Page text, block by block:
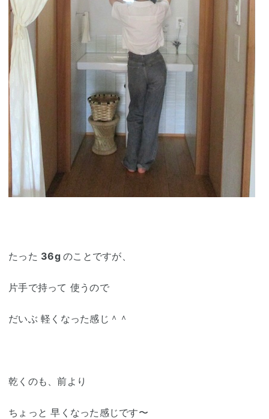
たった 36g のことですが、
片手で持って 使うので
だいぶ 軽くなった感じ＾＾
乾くのも、前より
ちょっと 早くなった感じです〜